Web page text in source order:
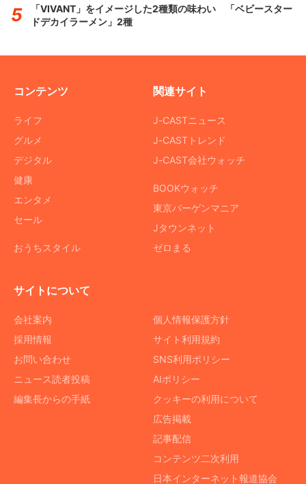
「VIVANT」をイメージした2種類の味わい 「ベビースター
ドデカイラーメン」2種
コンテンツ
ライフ
グルメ
デジタル
健康
エンタメ
セール
おうちスタイル
関連サイト
J-CASTニュース
J-CASTトレンド
J-CAST会社ウォッチ
BOOKウォッチ
東京バーゲンマニア
Jタウンネット
ゼロまる
サイトについて
会社案内
採用情報
お問い合わせ
ニュース読者投稿
編集長からの手紙
個人情報保護方針
サイト利用規約
SNS利用ポリシー
AIポリシー
クッキーの利用について
広告掲載
記事配信
コンテンツ二次利用
日本インターネット報道協会